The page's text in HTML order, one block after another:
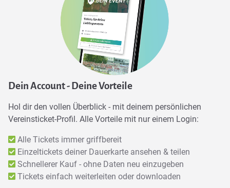
Dein Account - Deine Vorteile
Hol dir den vollen Überblick - mit deinem persönlichen
Vereinsticket-Profil. Alle Vorteile mit nur einem Login:
Alle Tickets immer griffbereit
Einzeltickets deiner Dauerkarte ansehen & teilen
Schnellerer Kauf - ohne Daten neu einzugeben
Tickets einfach weiterleiten oder downloaden